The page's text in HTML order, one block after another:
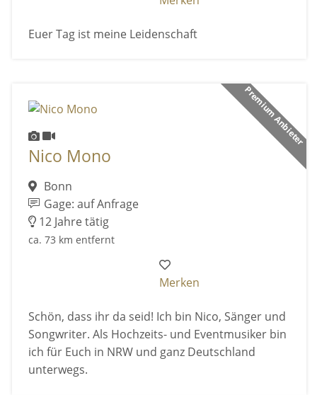
Euer Tag ist meine Leidenschaft
Premium Anbieter
Nico Mono
Bonn
Gage: auf Anfrage
12 Jahre tätig
ca. 73 km entfernt
Merken
Schön, dass ihr da seid! Ich bin Nico, Sänger und
Songwriter. Als Hochzeits- und Eventmusiker bin
ich für Euch in NRW und ganz Deutschland
unterwegs.